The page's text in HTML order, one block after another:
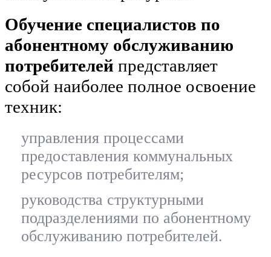
Обучение специалистов по
абонентному обслуживанию
потребителей представляет
собой наиболее полное освоение
техник:
управления процессами
предоставления коммунальных
ресурсов потребителям;
руководства структурными
подразделениями по абонентному
обслуживанию потребителей.